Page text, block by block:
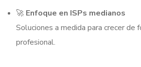
🚀 Enfoque en ISPs medianos
Soluciones a medida para crecer de
profesional.